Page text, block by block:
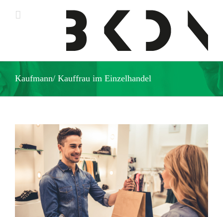
Kaufmann/ Kauffrau im Einzelhandel